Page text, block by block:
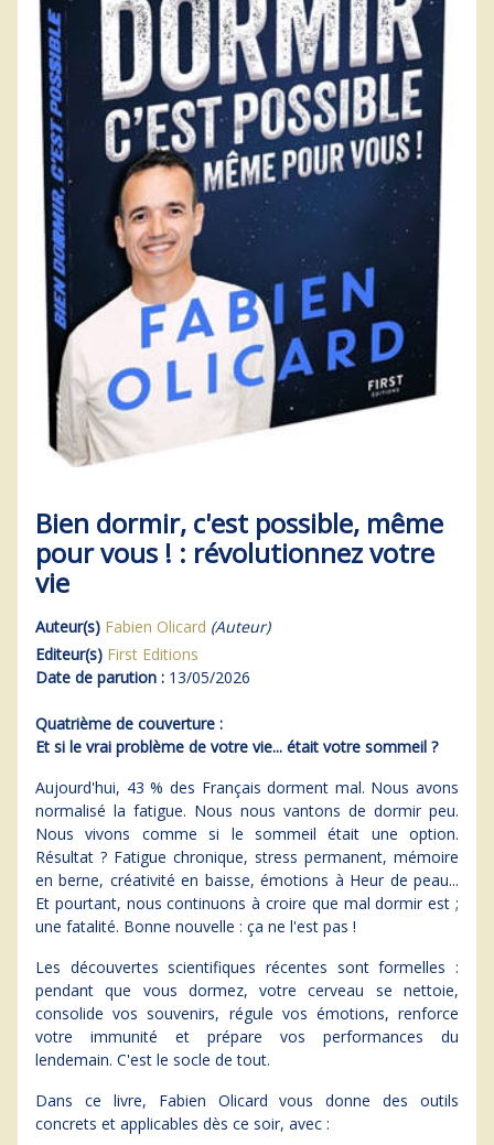
Bien dormir, c'est possible, même
pour vous ! : révolutionnez votre
vie
Auteur(s) Fabien Olicard (Auteur)
Editeur(s) First Editions
Date de parution : 13/05/2026
Quatrième de couverture :
Et si le vrai problème de votre vie... était votre sommeil ?
Aujourd'hui, 43 % des Français dorment mal. Nous avons
normalisé la fatigue. Nous nous vantons de dormir peu.
Nous vivons comme si le sommeil était une option.
Résultat ? Fatigue chronique, stress permanent, mémoire
en berne, créativité en baisse, émotions à Heur de peau...
Et pourtant, nous continuons à croire que mal dormir est ;
une fatalité. Bonne nouvelle : ça ne l'est pas !
Les découvertes scientifiques récentes sont formelles :
pendant que vous dormez, votre cerveau se nettoie,
consolide vos souvenirs, régule vos émotions, renforce
votre immunité et prépare vos performances du
lendemain. C'est le socle de tout.
Dans ce livre, Fabien Olicard vous donne des outils
concrets et applicables dès ce soir, avec :